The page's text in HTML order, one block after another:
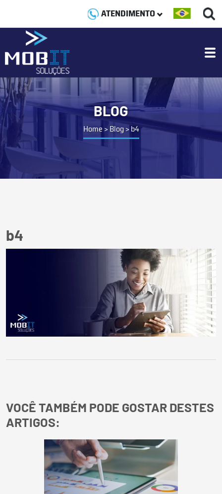
ATENDIMENTO
BLOG
Home >Blog>b4
b4
VOCÊ TAMBÉM PODE GOSTAR DESTES
ARTIGOS: